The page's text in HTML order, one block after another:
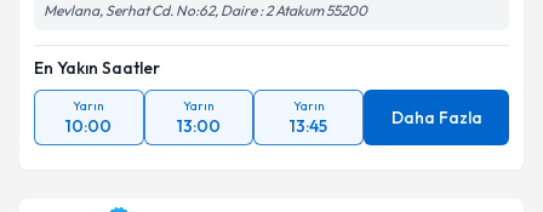
Mevlana, Serhat Cd. No:62, Daire : 2 Atakum 55200
En Yakın Saatler
Yarın
10:00
Yarın
13:00
Yarın
13:45 Daha Fazla